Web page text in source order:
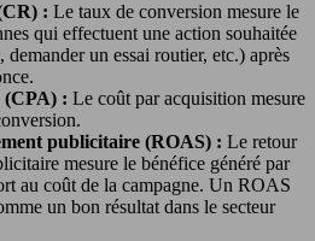
: Le taux de conversion mesure le
qui effectuent une action souhaitée
un essai routier, etc.) après
(CPA) : Le coût par acquisition mesure
publicitaire (ROAS) : Le retour
mesure le bénéfice généré par
au coût de la campagne. Un ROAS
un bon résultat dans le secteur